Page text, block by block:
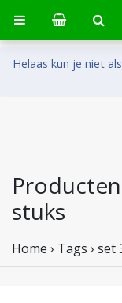
Helaas kun je niet
stuks
Home › Tags › set